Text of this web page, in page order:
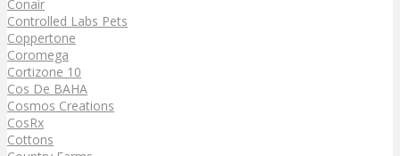
Conair
Controlled Labs Pets
Coppertone
Coromega
Cortizone 10
Cos De BAHA
Cosmos Creations
CosRx
Cottons